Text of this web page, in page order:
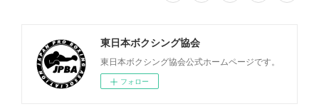
東日本ボクシング協会
東日本ボクシング協会公式ホームページです。
フォロー